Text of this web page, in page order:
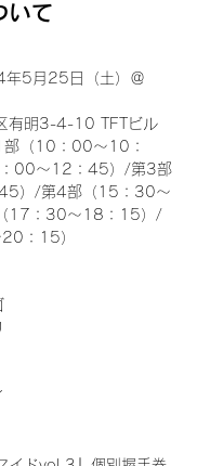
いて
5月25日（土）＠
有明3-4-10 TFTビル
部（10：00～10：
00～12：45）/第3部
）/第4部（15：30～
17：30～18：15）/
：15）